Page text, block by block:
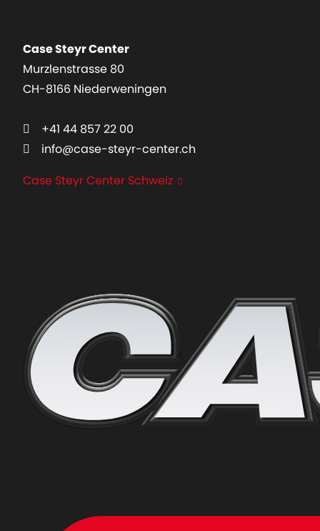
Case Steyr Center
Murzlenstrasse 80
CH-8166 Niederweningen
+41 44 857 22 00
info@case-steyr-center.ch
Case Steyr Center Schweiz